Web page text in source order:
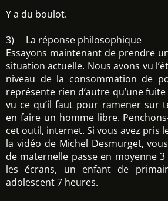
Y a du boulot.
3) La réponse philosophique
Essayons maintenant de prendre
situation actuelle. Nous avons vu
niveau de la consommation de
représente rien d’autre qu’une
vu ce qu’il faut pour ramener sur
en faire un homme libre.
cet outil, internet. Si vous avez pris
la vidéo de Michel Desmurget,
de maternelle passe en moyenne
les écrans, un enfant de
adolescent 7 heures.